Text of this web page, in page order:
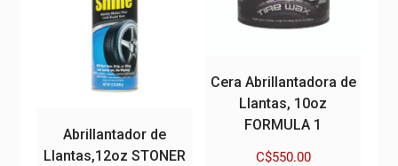
Abrillantador de
Llantas,12oz STONER
Cera Abrillantadora de
Llantas, 10oz
FORMULA 1
C$550.00